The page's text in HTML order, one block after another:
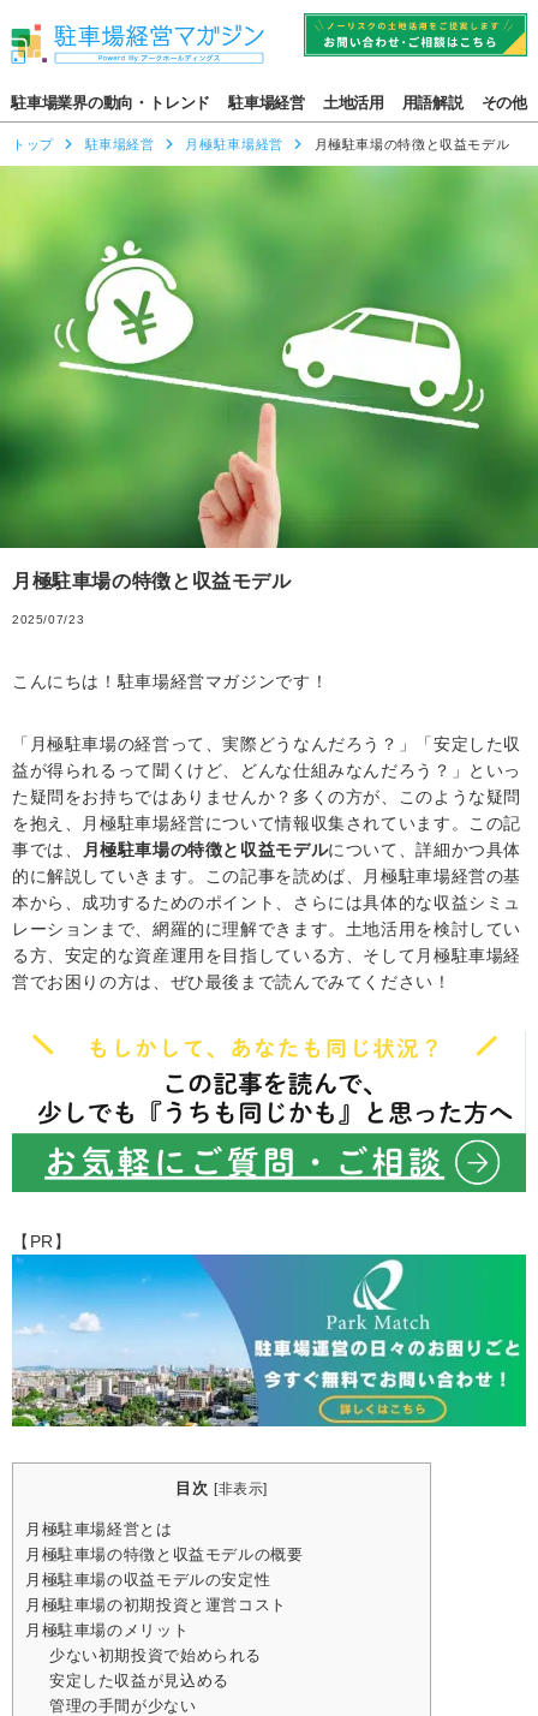
駐車場業界の動向・トレンド 駐車場経営 土地活用 用語解説 その他
トップ 駐車場経営 月極駐車場経営 月極駐車場の特徴と収益モデル
月極駐車場の特徴と収益モデル
2025/07/23
こんにちは！駐車場経営マガジンです！
「月極駐車場の経営って、実際どうなんだろう？」「安定した収
益が得られるって聞くけど、どんな仕組みなんだろう？」といっ
た疑問をお持ちではありませんか？多くの方が、このような疑問
を抱え、月極駐車場経営について情報収集されています。この記
事では、
月極駐車場の特徴と収益モデルについて、詳細かつ具体
的に解説していきます。この記事を読めば、月極駐車場経営の基
本から、成功するためのポイント、さらには具体的な収益シミュ
レーションまで、網羅的に理解できます。土地活用を検討してい
る方、安定的な資産運用を目指している方、そして月極駐車場経
営でお困りの方は、ぜひ最後まで読んでみてください！
【PR】
目次 [非表示]
月極駐車場経営とは
月極駐車場の特徴と収益モデルの概要
月極駐車場の収益モデルの安定性
月極駐車場の初期投資と運営コスト
月極駐車場のメリット
少ない初期投資で始められる
安定した収益が見込める
管理の手間が少ない